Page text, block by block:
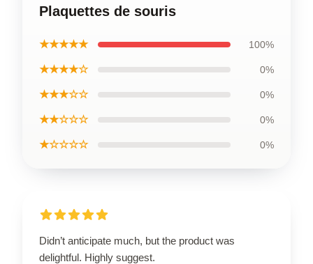
Plaquettes de souris
★★★★★ 100%
★★★★☆ 0%
★★★☆☆ 0%
★★☆☆☆ 0%
★☆☆☆☆ 0%
Didn’t anticipate much, but the product was
delightful. Highly suggest.